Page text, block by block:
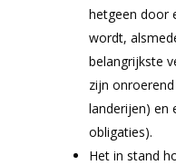
hetgeen door
wordt,
belangrijkste
zijn
landerijen) en
obligaties).
Het in stand